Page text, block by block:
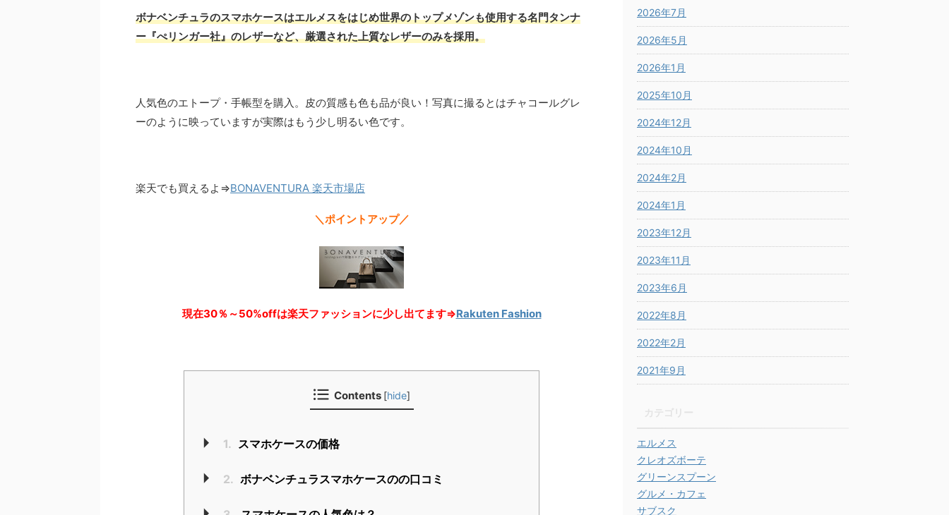
ボナベンチュラのスマホケースはエルメスをはじめ世界のトップメゾンも使用する名門タンナ
ー『ぺリンガー社』のレザーなど、厳選された上質なレザーのみを採用。
人気色のエトープ・手帳型を購入。皮の質感も色も品が良い！写真に撮るとはチャコールグレ
ーのように映っていますが実際はもう少し明るい色です。
楽天でも買えるよ⇒BONAVENTURA 楽天市場店
＼ポイントアップ／
現在30％～50%offは楽天ファッションに少し出てます⇒Rakuten Fashion
Contents [hide]
1. スマホケースの価格
2. ボナベンチュラスマホケースのの口コミ
2026年7月
2026年5月
2026年1月
2025年10月
2024年12月
2024年10月
2024年2月
2024年1月
2023年12月
2023年11月
2023年6月
2022年8月
2022年2月
2021年9月
エルメス
クレオズボーテ
グリーンスプーン
グルメ・カフェ
サブスク